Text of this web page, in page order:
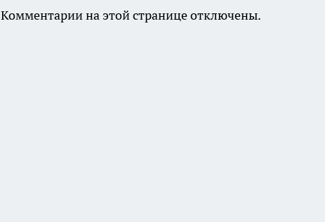
Комментарии на этой странице отключены.